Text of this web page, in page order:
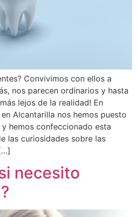
Convivimos con ellos a
nos parecen ordinarios y hasta
lejos de la realidad! En
Alcantarilla nos hemos puesto
hemos confeccionado esta
las curiosidades sobre las
necesito